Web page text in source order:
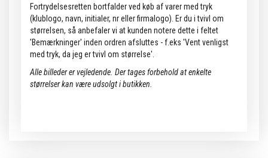
Fortrydelsesretten bortfalder ved køb af varer med tryk
(klublogo, navn, initialer, nr eller firmalogo). Er du i tvivl om
størrelsen, så anbefaler vi at kunden notere dette i feltet
'Bemærkninger' inden ordren afsluttes - f.eks 'Vent venligst
med tryk, da jeg er tvivl om størrelse'.
Alle billeder er vejledende. Der tages forbehold at enkelte
størrelser kan være udsolgt i butikken.